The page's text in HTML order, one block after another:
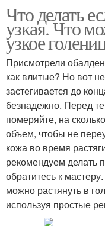
Что делать
узкая. Что
узкое
Присмотрели
как влитые? Но вот
застегивается до
безнадежно. Перед
померяйте, на
объем, чтобы не
кожа во время
рекомендуем делать
обратитесь к
можно растянуть в
используя простые